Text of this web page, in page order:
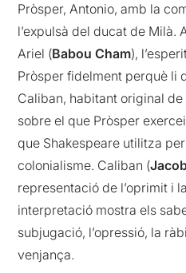
Pròsper, Antonio, amb la
l’expulsà del ducat de Milà.
Ariel (Babou Cham),
Pròsper fidelment perquè li
Caliban, habitant original de
sobre el que Pròsper
que Shakespeare utilitza
colonialisme. Caliban (
representació de l’oprimit i
interpretació mostra els
subjugació, l’opressió, la
venjança.